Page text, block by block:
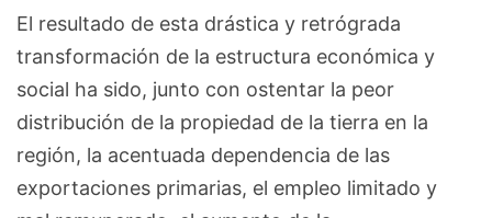
El resultado de esta drástica y retrógrada
transformación de la estructura económica y
social ha sido, junto con ostentar la peor
distribución de la propiedad de la tierra en la
región, la acentuada dependencia de las
exportaciones primarias, el empleo limitado y